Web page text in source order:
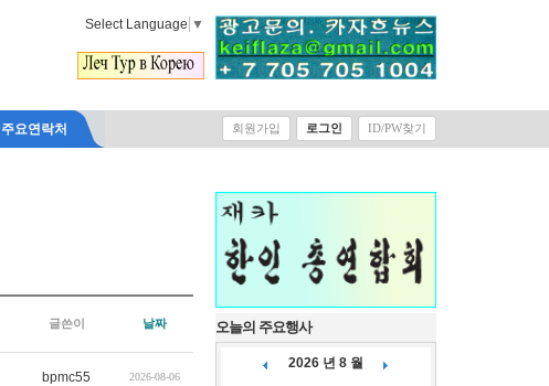
Select Language ▼
주요연락처 회원가입 로그인 ID/PW찾기
글쓴이 날짜
bpmc55 2026-08-06
오늘의 주요행사
2026 년 8 월